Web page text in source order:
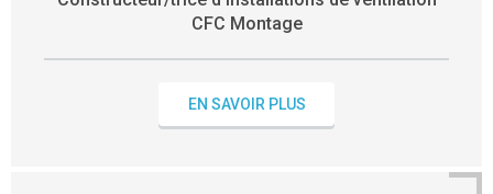
CFC Montage
EN SAVOIR PLUS